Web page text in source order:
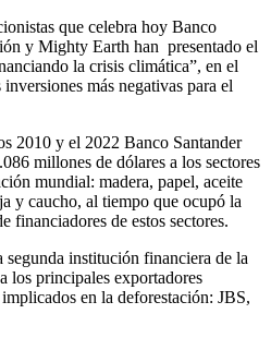
que celebra hoy Banco
y Mighty Earth han presentado el
la crisis climática”, en el
más negativas para el
2010 y el 2022 Banco Santander
millones de dólares a los sectores
mundial: madera, papel, aceite
y caucho, al tiempo que ocupó la
financiadores de estos sectores.
segunda institución financiera de la
los principales exportadores
en la deforestación: JBS,